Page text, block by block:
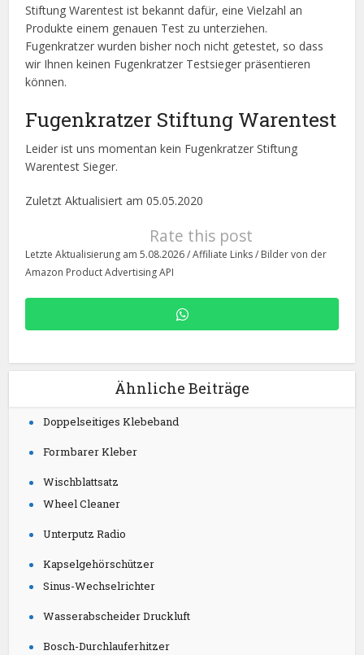
Stiftung Warentest ist bekannt dafür, eine Vielzahl an
Produkte einem genauen Test zu unterziehen.
Fugenkratzer wurden bisher noch nicht getestet, so dass
wir Ihnen keinen Fugenkratzer Testsieger präsentieren
können.
Fugenkratzer Stiftung Warentest
Leider ist uns momentan kein Fugenkratzer Stiftung
Warentest Sieger.
Zuletzt Aktualisiert am 05.05.2020
Rate this post
Letzte Aktualisierung am 5.08.2026 / Affiliate Links / Bilder von der
Amazon Product Advertising API
Ähnliche Beiträge
Doppelseitiges Klebeband
Formbarer Kleber
Wischblattsatz
Wheel Cleaner
Unterputz Radio
Kapselgehörschützer
Sinus-Wechselrichter
Wasserabscheider Druckluft
Bosch-Durchlauferhitzer